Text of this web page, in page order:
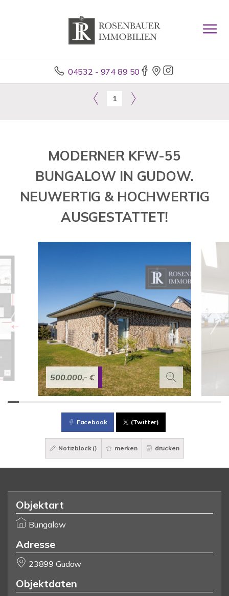
04532 - 974 89 50
1
MODERNER KFW-55
BUNGALOW IN GUDOW.
NEUWERTIG & HOCHWERTIG
AUSGESTATTET!
500.000,- €
Facebook (Twitter)
Notizblock () merken drucken
Objektart
Bungalow
Adresse
23899 Gudow
Objektdaten